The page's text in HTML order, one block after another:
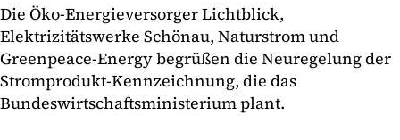
Die Öko-Energieversorger Lichtblick,
Elektrizitätswerke Schönau, Naturstrom und
Greenpeace-Energy begrüßen die Neuregelung der
Stromprodukt-Kennzeichnung, die das
Bundeswirtschaftsministerium plant.